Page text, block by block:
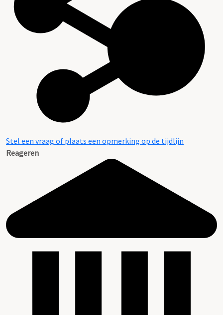
Stel een vraag of plaats een opmerking op de tijdlijn
Reageren